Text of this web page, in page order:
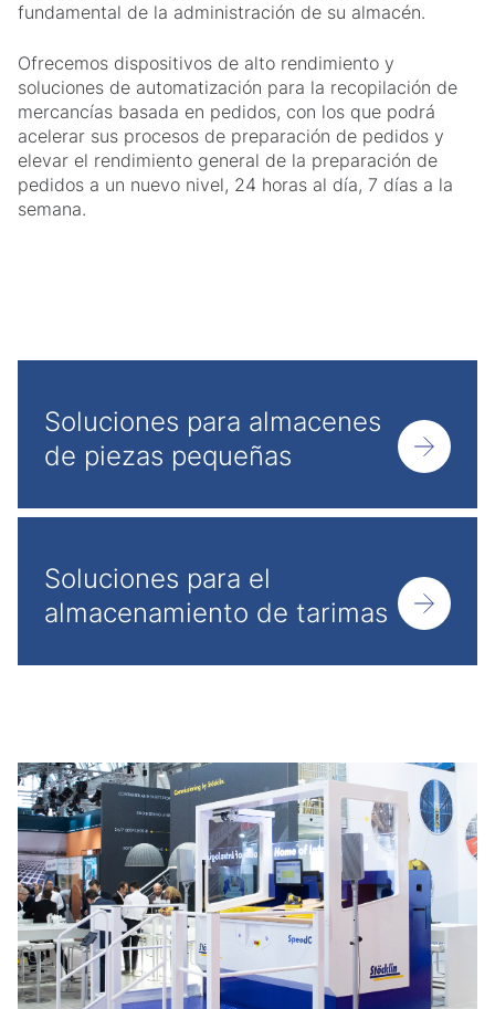
fundamental de la administración de su almacén.
Ofrecemos dispositivos de alto rendimiento y
soluciones de automatización para la recopilación de
mercancías basada en pedidos, con los que podrá
acelerar sus procesos de preparación de pedidos y
elevar el rendimiento general de la preparación de
pedidos a un nuevo nivel, 24 horas al día, 7 días a la
semana.
Soluciones para almacenes
de piezas pequeñas
Soluciones para el
almacenamiento de tarimas